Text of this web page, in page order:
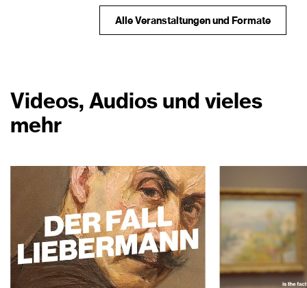
Alle Veranstaltungen und Formate
Videos, Audios und vieles
mehr